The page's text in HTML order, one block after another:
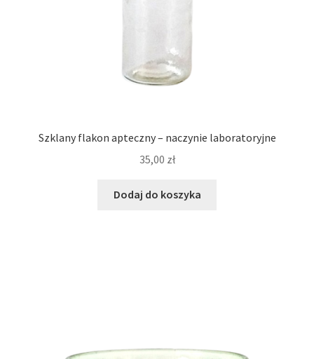
Szklany flakon apteczny – naczynie laboratoryjne
35,00 zł
Dodaj do koszyka